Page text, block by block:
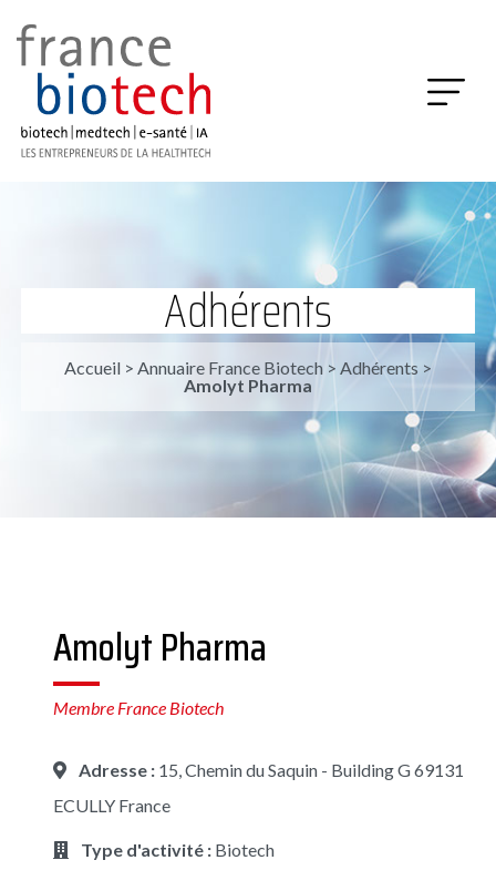
Adhérents
Accueil > Annuaire France Biotech > Adhérents >
Amolyt Pharma
Amolyt Pharma
Membre France Biotech
Adresse : 15, Chemin du Saquin - Building G 69131
ECULLY France
Type d'activité : Biotech